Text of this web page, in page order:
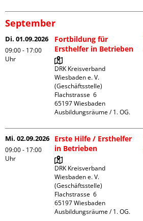
September
Di. 01.09.2026
09:00 - 17:00
Uhr
Fortbildung für
Ersthelfer in Betrieben
DRK Kreisverband
Wiesbaden e. V.
(Geschäftsstelle)
Flachstrasse  6
65197 Wiesbaden
Ausbildungsräume / 1. OG.
Mi. 02.09.2026
09:00 - 17:00
Uhr
Erste Hilfe / Ersthelfer
in Betrieben
DRK Kreisverband
Wiesbaden e. V.
(Geschäftsstelle)
Flachstrasse  6
65197 Wiesbaden
Ausbildungsräume / 1. OG.